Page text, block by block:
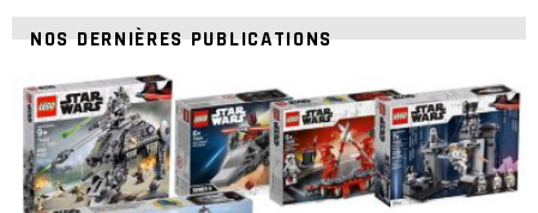
NOS DERNIÈRES PUBLICATIONS